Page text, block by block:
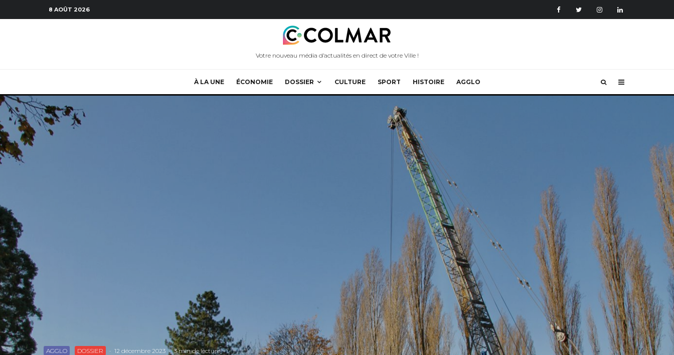
8 AOÛT 2026
Votre nouveau média d’actualités en direct de votre Ville !
À LA UNE ÉCONOMIE DOSSIER CULTURE SPORT HISTOIRE AGGLO
AGGLO DOSSIER · 12 décembre 2023 · 3 min de lecture